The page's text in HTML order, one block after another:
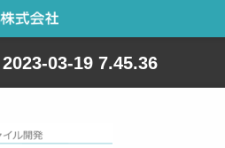
03-19 7.45.36